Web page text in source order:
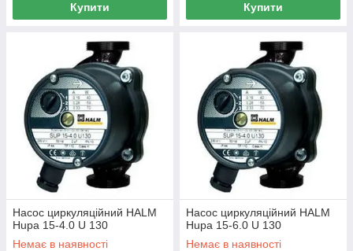
Купити Купити
Насос циркуляційний HАLM
Hupa 15-4.0 U 130
Немає в наявності
Насос циркуляційний HALM
Hupa 15-6.0 U 130
Немає в наявності